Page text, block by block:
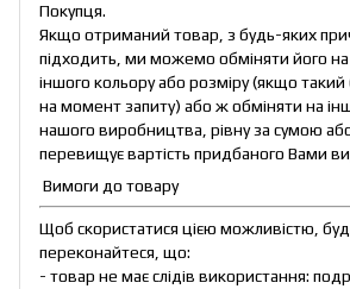
Покупця.
Якщо отриманий товар, з будь-яких
підходить, ми можемо обміняти його на
іншого кольору або розміру (якщо такий
на момент запиту) або ж обміняти на
нашого виробництва, рівну за сумою
перевищує вартість придбаного Вами
Вимоги до товару
Щоб скористатися цією можливістю,
переконайтеся, що:
- товар не має слідів використання: